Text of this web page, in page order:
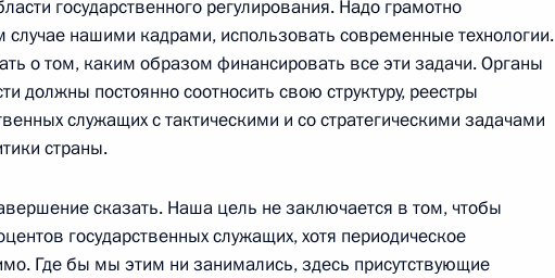
Московская область, Горки
государственного регулирования. Надо грамотно
случае нашими кадрами, использовать современные технологии.
о том, каким образом финансировать все эти задачи. Органы
должны постоянно соотносить свою структуру, реестры
служащих с тактическими и со стратегическими задачами
страны.
сказать. Наша цель не заключается в том, чтобы
государственных служащих, хотя периодическое
Где бы мы этим ни занимались, здесь присутствующие